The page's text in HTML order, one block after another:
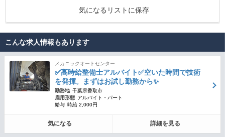
気になるリストに保存
こんな求人情報もあります
メカニックオートセンター
✅高時給整備士アルバイト✅空いた時間で技術
を発揮。まずはお試し勤務から✨
勤務地 千葉県香取市
雇用形態 アルバイト・パート
給与 時給 2,000円
気になる 詳細を見る